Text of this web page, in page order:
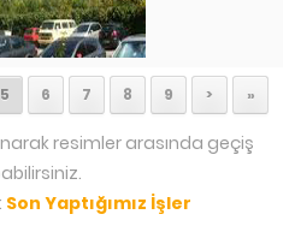
5 6 7 8 9 > »
resimler arasında geçiş
Son Yaptığımız İşler